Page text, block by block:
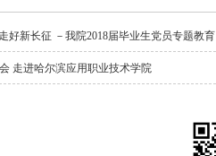
好新长征 －我院2018届毕业生党员专题教育
走进哈尔滨应用职业技术学院